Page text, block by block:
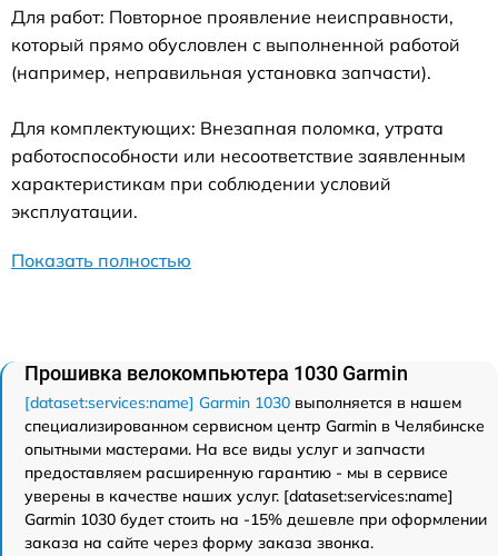
Для работ: Повторное проявление неисправности,
который прямо обусловлен с выполненной работой
(например, неправильная установка запчасти).
Для комплектующих: Внезапная поломка, утрата
работоспособности или несоответствие заявленным
характеристикам при соблюдении условий
эксплуатации.
Показать полностью
Прошивка велокомпьютера 1030 Garmin
[dataset:services:name] Garmin 1030 выполняется в нашем
специализированном сервисном центр Garmin в Челябинске
опытными мастерами. На все виды услуг и запчасти
предоставляем расширенную гарантию - мы в сервисе
уверены в качестве наших услуг. [dataset:services:name]
Garmin 1030 будет стоить на -15% дешевле при оформлении
заказа на сайте через форму заказа звонка.